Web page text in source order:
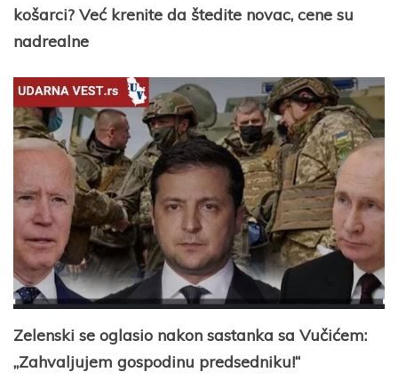
košarci? Već krenite da štedite novac, cene su
nadrealne
Zelenski se oglasio nakon sastanka sa Vučićem:
„Zahvaljujem gospodinu predsedniku!“